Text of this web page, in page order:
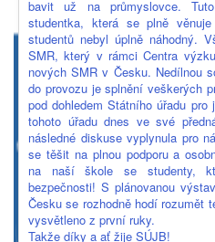
bavit už na průmyslovce.
studentka, která se plně
studentů nebyl úplně náhodný.
SMR, který v rámci Centra
nových SMR v Česku. Nedílnou
do provozu je splnění veškerých
pod dohledem Státního úřadu pro
tohoto úřadu dnes ve své
následné diskuse vyplynula pro
se těšit na plnou podporu a
na naší škole se studenty,
bezpečnosti! S plánovanou
Česku se rozhodně hodí rozumět
vysvětleno z první ruky.
Takže díky a ať žije SÚJB!